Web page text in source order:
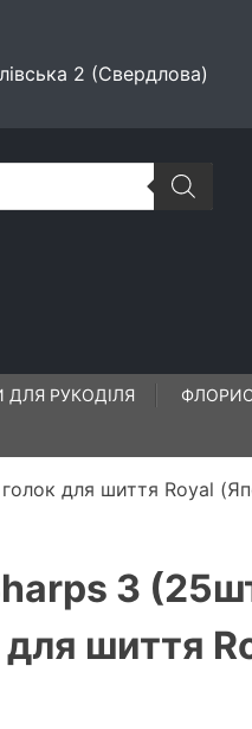
2 (Свердлова)
ДЛЯ РУКОДІЛЯ
для шиття Royal
3
для шиття